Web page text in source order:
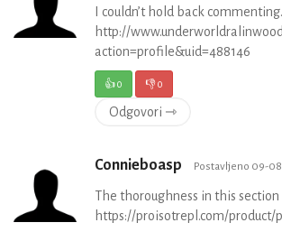
I couldn’t hold back
http://
action=profile&uid=488146
👍0 👎0
Odgovori ⇾
Connieboasp Postavljeno 09-
The thoroughness in this
https://proisotrepl.com/product/